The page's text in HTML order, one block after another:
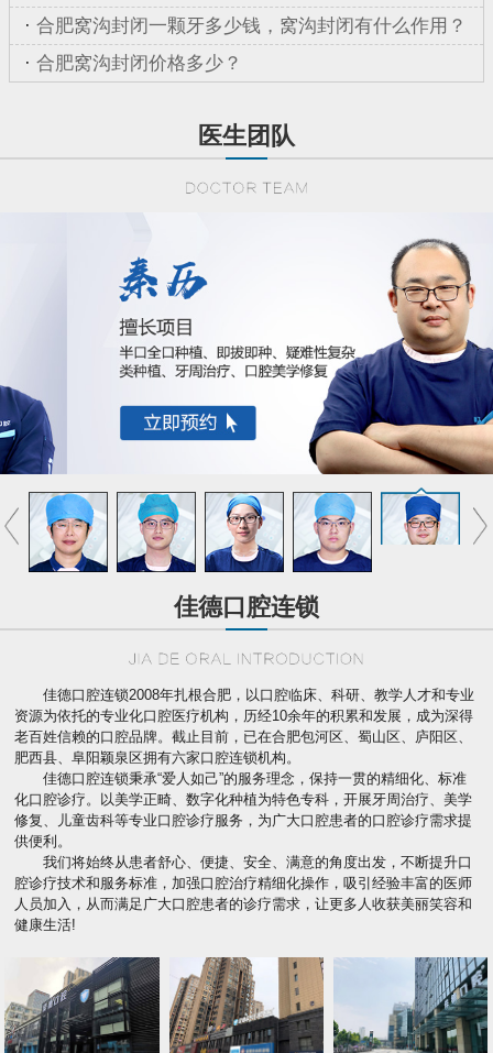
· 合肥窝沟封闭一颗牙多少钱，窝沟封闭有什么作用？
· 合肥窝沟封闭价格多少？
医生团队
佳德口腔连锁
佳德口腔连锁2008年扎根合肥，以口腔临床、科研、教学人才和专业
资源为依托的专业化口腔医疗机构，历经10余年的积累和发展，成为深得
老百姓信赖的口腔品牌。截止目前，已在合肥包河区、蜀山区、庐阳区、
肥西县、阜阳颖泉区拥有六家口腔连锁机构。
佳德口腔连锁秉承“爱人如己”的服务理念，保持一贯的精细化、标准
化口腔诊疗。以美学正畸、数字化种植为特色专科，开展牙周治疗、美学
修复、儿童齿科等专业口腔诊疗服务，为广大口腔患者的口腔诊疗需求提
供便利。
我们将始终从患者舒心、便捷、安全、满意的角度出发，不断提升口
腔诊疗技术和服务标准，加强口腔治疗精细化操作，吸引经验丰富的医师
人员加入，从而满足广大口腔患者的诊疗需求，让更多人收获美丽笑容和
健康生活!